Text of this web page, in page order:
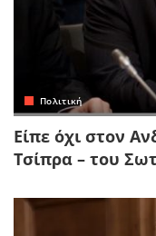
Πολιτική
Είπε όχι στον
Τσίπρα – του